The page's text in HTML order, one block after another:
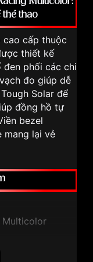
thể thao
cao cấp thuộc
thiết kế
phối các chi
đo giúp dễ
Solar để
đồng hồ tự
bezel
mang lại vẻ
Multicolor